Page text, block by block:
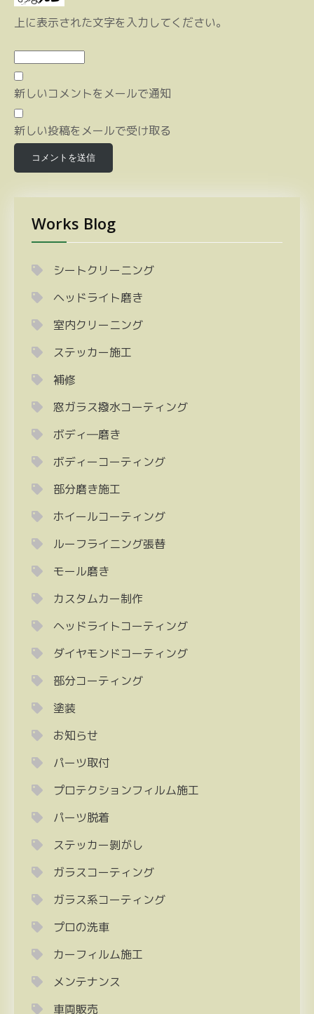
上に表示された文字を入力してください。
新しいコメントをメールで通知
新しい投稿をメールで受け取る
Works Blog
シートクリーニング
ヘッドライト磨き
室内クリーニング
ステッカー施工
補修
窓ガラス撥水コーティング
ボディ―磨き
ボディーコーティング
部分磨き施工
ホイールコーティング
ルーフライニング張替
モール磨き
カスタムカー制作
ヘッドライトコーティング
ダイヤモンドコーティング
部分コーティング
塗装
お知らせ
パーツ取付
プロテクションフィルム施工
パーツ脱着
ステッカー剝がし
ガラスコーティング
ガラス系コーティング
プロの洗車
カーフィルム施工
メンテナンス
車両販売